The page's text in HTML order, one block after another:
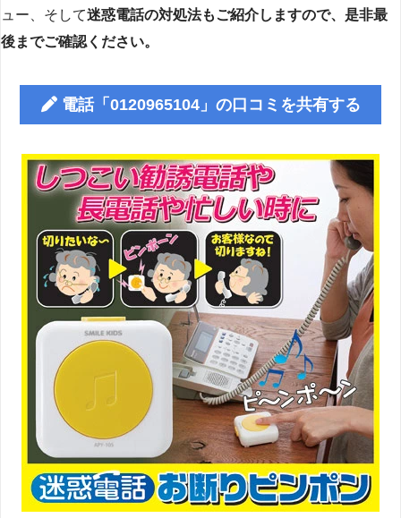
ュー、そして迷惑電話の対処法もご紹介しますので、是非最
後までご確認ください。
電話「0120965104」の口コミを共有する